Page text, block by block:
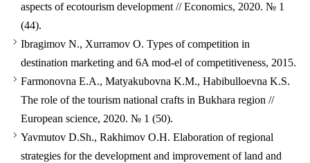
aspects of ecotourism development // Economics, 2020. № 1
(44).
Ibragimov N., Xurramov O. Types of competition in
destination marketing and 6A mod-el of competitiveness, 2015.
Farmonovna E.A., Matyakubovna K.M., Нabibulloevna K.S.
The role of the tourism national crafts in Bukhara region //
European science, 2020. № 1 (50).
Yavmutov D.Sh., Rakhimov O.H. Elaboration of regional
strategies for the development and improvement of land and